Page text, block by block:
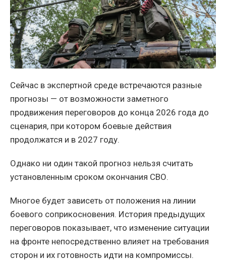
Сейчас в экспертной среде встречаются разные
прогнозы — от возможности заметного
продвижения переговоров до конца 2026 года до
сценария, при котором боевые действия
продолжатся и в 2027 году.
Однако ни один такой прогноз нельзя считать
установленным сроком окончания СВО.
Многое будет зависеть от положения на линии
боевого соприкосновения. История предыдущих
переговоров показывает, что изменение ситуации
на фронте непосредственно влияет на требования
сторон и их готовность идти на компромиссы.